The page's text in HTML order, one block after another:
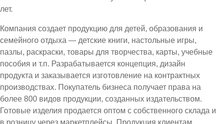
лет.
Компания создает продукцию для детей, образования и
семейного отдыха — детские книги, настольные игры,
пазлы, раскраски, товары для творчества, карты, учебные
пособия и т.п. Разрабатывается концепция, дизайн
продукта и заказывается изготовление на контрактных
производствах. Покупатель бизнеса получает права на
более 800 видов продукции, созданных издательством.
Готовые изделия продается оптом с собственного склада и
в розницу через маркетплейсы. Продукция клиентам